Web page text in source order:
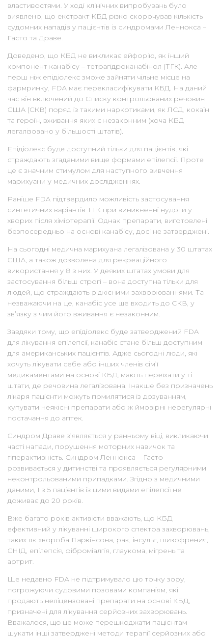
властивостями. У ході клінічних випробувань було
виявлено, що екстракт КБД різко скорочував кількість
судомних нападів у пацієнтів із синдромами Леннокса –
Гасто та Драве.
Доведено, що КБД не викликає ейфорію, як інший
компонент канабісу – тетрагідроканабінол (ТГК). Але
перш ніж епідіолекс зможе зайняти чільне місце на
фармринку, FDA має перекласифікувати КБД. На даний
час він включений до Списку контрольованих речовин
США (СКВ) поряд із такими наркотиками, як ЛСД, кокаїн
та героїн, вживання яких є незаконним (хоча КБД
легалізовано у більшості штатів).
Епідіолекс буде доступний тільки для пацієнтів, які
страждають згаданими вище формами епілепсії. Проте
це є значним стимулом для наступного вивчення
марихуани у медичних дослідженнях.
Раніше FDA підтвердило можливість застосування
синтетичних варіантів ТГК при виникненні нудоти у
хворих після хіміотерапії. Однак препарати, виготовлені
безпосередньо на основі канабісу, досі не затверджені.
На сьогодні медична марихуана легалізована у 30 штатах
США, а також дозволена для рекреаційного
використання у 8 з них. У деяких штатах умови для
застосування більш строгі – вона доступна тільки для
людей, що страждають рідкісними захворюваннями. Та
незважаючи на це, канабіс усе ще входить до СКВ, у
зв’язку з чим його вживання є незаконним.
Завдяки тому, що епідіолекс буде затверджений FDA
для лікування епілепсії, канабіс стане більш доступним
для американських пацієнтів. Адже сьогодні люди, які
хочуть лікувати себе або інших членів сім’ї
медикаментами на основі КБД, мають переїхати у ті
штати, де речовина легалізована. Інакше без призначень
лікаря пацієнти можуть помилятися із дозуванням,
купувати неякісні препарати або ж ймовірні нерегулярні
постачання до аптек.
Синдром Драве з’являється у ранньому віці, викликаючи
часті напади, порушення моторних навичок та
гіперактивність. Синдром Леннокса – Гасто
розвивається у дитинстві та проявляється регулярними
неконтрольованими припадками. Згідно з медичними
даними, 1 з 5 пацієнтів із цими видами епілепсії не
доживає до 20 років.
Вже багато років активісти вважають, що КБД
ефективний у лікуванні широкого спектра захворювань,
таких як хвороба Паркінсона, рак, інсульт, шизофрения,
СНІД, епілепсія, фіброміалгія, глаукома, мігрень та
артрит.
Ще недавно FDA не підтримувало цю точку зору,
погрожуючи судовими позовами компаніям, які
продають неліцензовані препарати на основі КБД,
призначені для лікування серйозних захворювань.
Вважалося, що це може перешкоджати пацієнтам
шукати інші затверджені методи терапії серйозних або